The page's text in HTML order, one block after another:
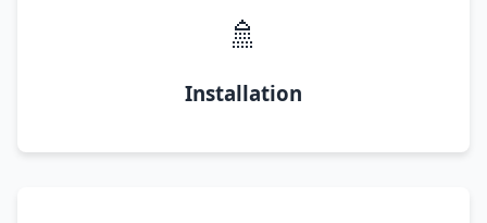
🚿
Installation